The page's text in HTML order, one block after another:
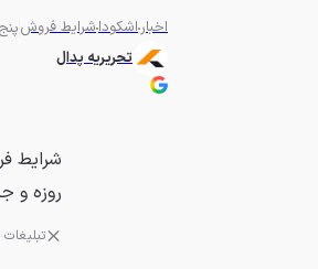
اخباراشکوداشرایط فروشپنج‌شنبه
تحریریه پدال
روزه و
تبلیغات